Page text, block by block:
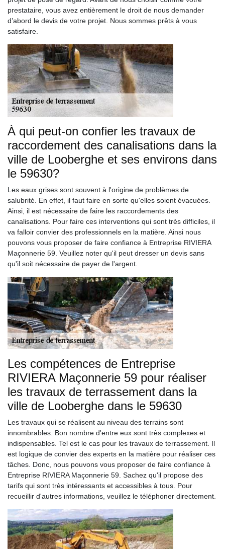
prestataire, vous avez entièrement le droit de nous demander
d’abord le devis de votre projet. Nous sommes prêts à vous
satisfaire.
À qui peut-on confier les travaux de
raccordement des canalisations dans la
ville de Looberghe et ses environs dans
le 59630?
Les eaux grises sont souvent à l'origine de problèmes de
salubrité. En effet, il faut faire en sorte qu'elles soient évacuées.
Ainsi, il est nécessaire de faire les raccordements des
canalisations. Pour faire ces interventions qui sont très difficiles, il
va falloir convier des professionnels en la matière. Ainsi nous
pouvons vous proposer de faire confiance à Entreprise RIVIERA
Maçonnerie 59. Veuillez noter qu'il peut dresser un devis sans
qu'il soit nécessaire de payer de l'argent.
Les compétences de Entreprise
RIVIERA Maçonnerie 59 pour réaliser
les travaux de terrassement dans la
ville de Looberghe dans le 59630
Les travaux qui se réalisent au niveau des terrains sont
innombrables. Bon nombre d'entre eux sont très complexes et
indispensables. Tel est le cas pour les travaux de terrassement. Il
est logique de convier des experts en la matière pour réaliser ces
tâches. Donc, nous pouvons vous proposer de faire confiance à
Entreprise RIVIERA Maçonnerie 59. Sachez qu'il propose des
tarifs qui sont très intéressants et accessibles à tous. Pour
recueillir d'autres informations, veuillez le téléphoner directement.